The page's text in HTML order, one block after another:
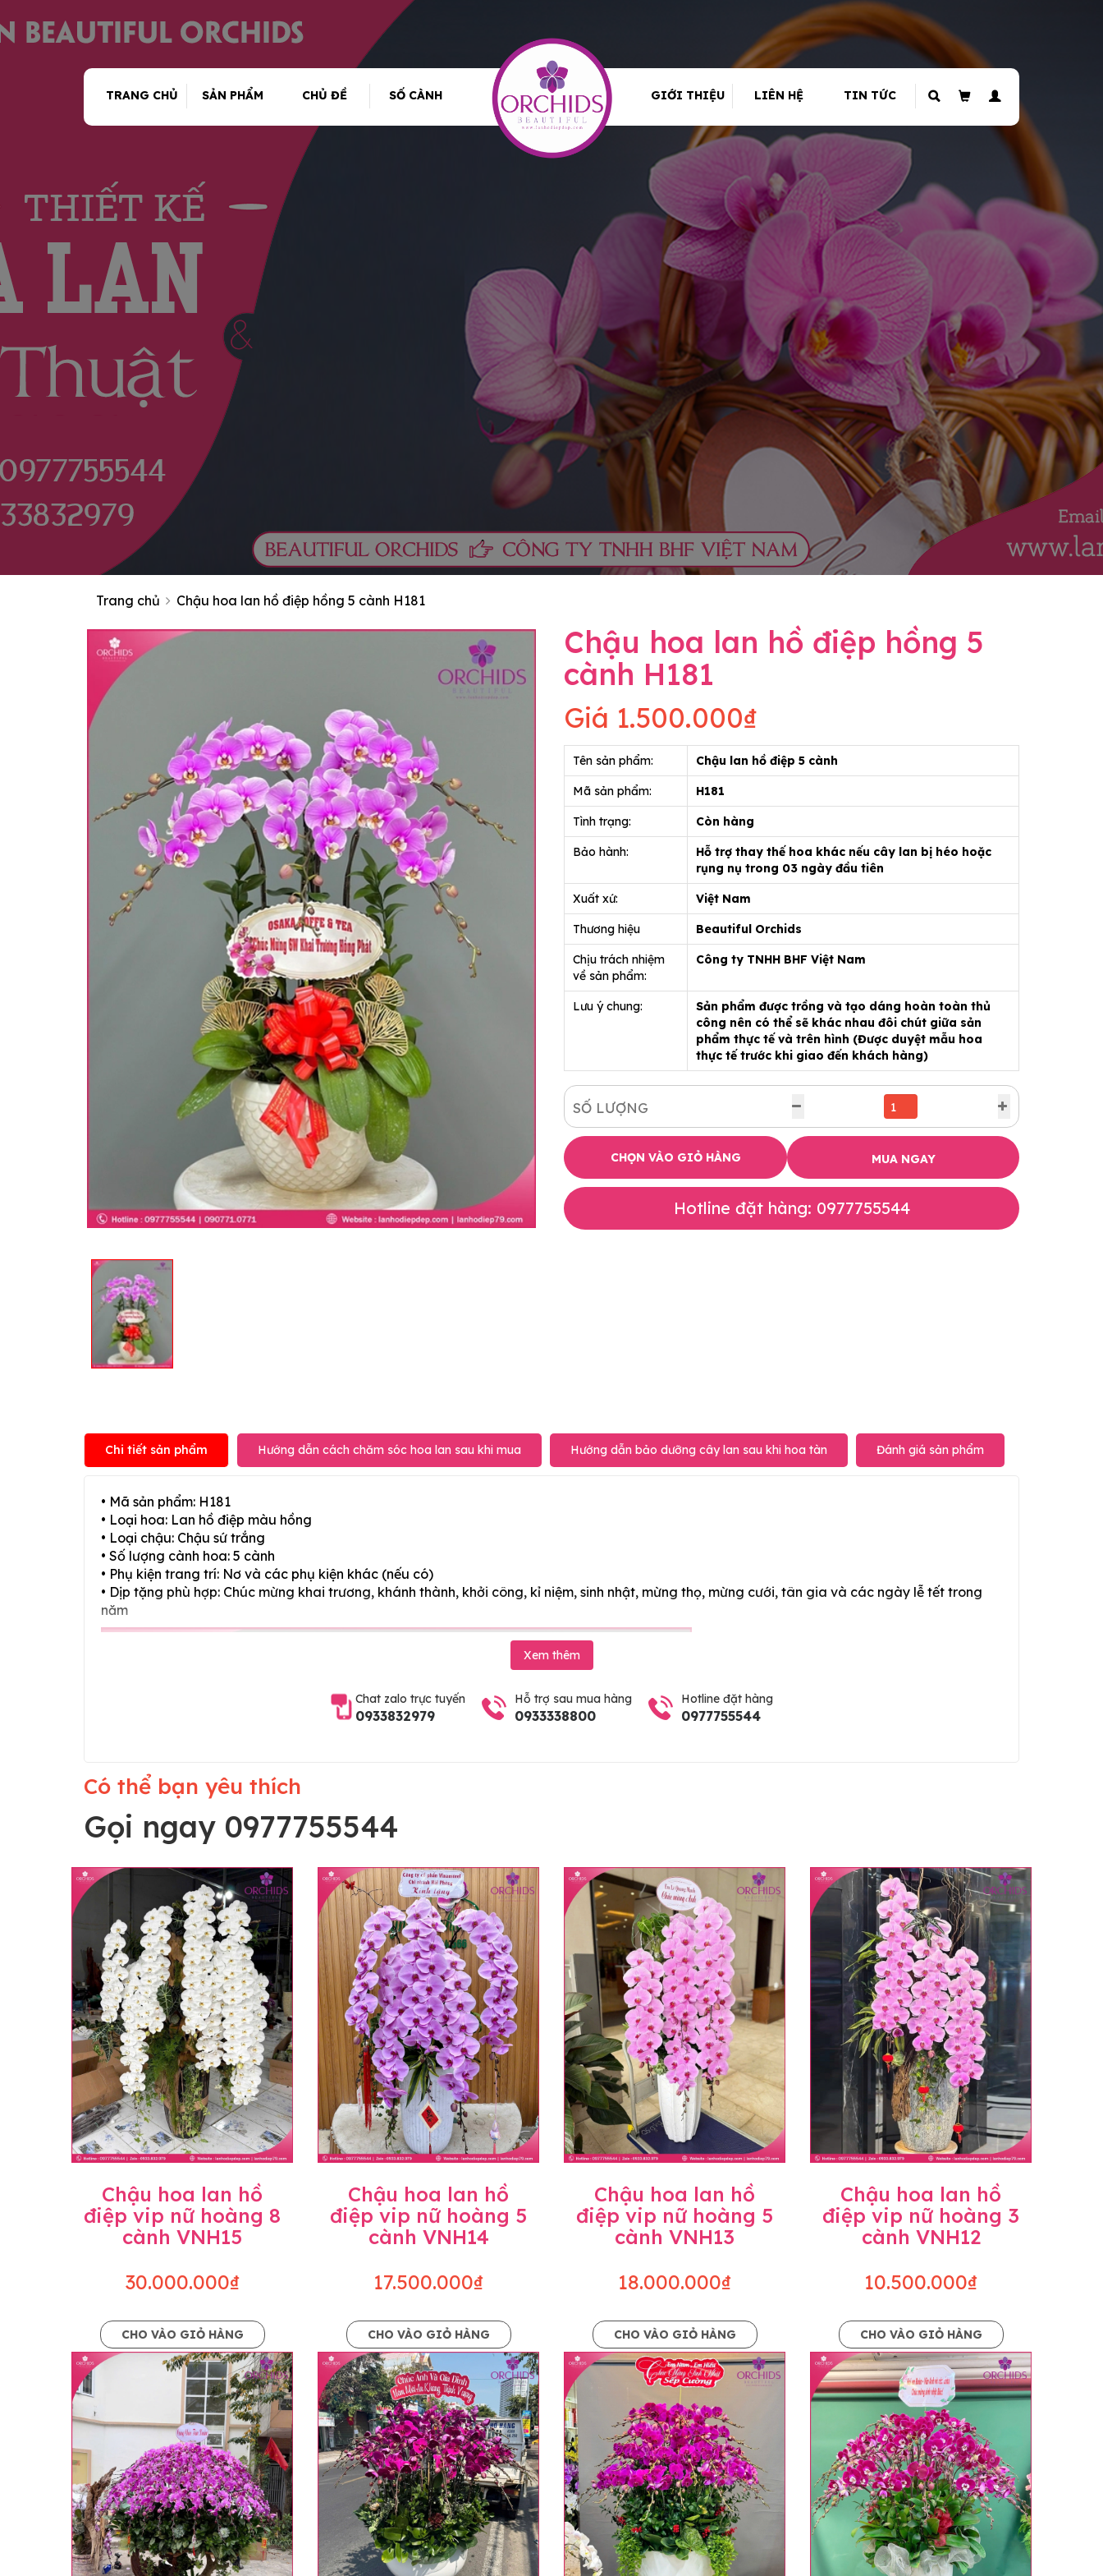
TRANG CHỦ SẢN PHẨM CHỦ ĐỀ SỐ CÀNH GIỚI THIỆU LIÊN HỆ TIN TỨC
Trang chủ Chậu hoa lan hồ điệp hồng 5 cành H181
Chậu hoa lan hồ điệp hồng 5
cành H181
Giá 1.500.000₫
Tên sản phẩm: Chậu lan hồ điệp 5 cành
Mã sản phẩm: H181
Tình trạng: Còn hàng
Bảo hành:
Hỗ trợ thay thế hoa khác nếu cây lan bị héo hoặc
rụng nụ trong 03 ngày đầu tiên
Xuất xứ: Việt Nam
Thương hiệu Beautiful Orchids
Chịu trách nhiệm
về sản phẩm:
Công ty TNHH BHF Việt Nam
Lưu ý chung:
Sản phẩm được trồng và tạo dáng hoàn toàn thủ
công nên có thể sẽ khác nhau đôi chút giữa sản
phẩm thực tế và trên hình (Được duyệt mẫu hoa
thực tế trước khi giao đến khách hàng)
SỐ LƯỢNG
CHỌN VÀO GIỎ HÀNG MUA NGAY
Hotline đặt hàng: 0977755544
Chi tiết sản phẩm Hướng dẫn cách chăm sóc hoa lan sau khi mua Hướng dẫn bảo dưỡng cây lan sau khi hoa tàn Đánh giá sản phẩm
• Mã sản phẩm: H181
• Loại hoa: Lan hồ điệp màu hồng
• Loại chậu: Chậu sứ trắng
• Số lượng cành hoa: 5 cành
• Phụ kiện trang trí: Nơ và các phụ kiện khác (nếu có)
• Dịp tặng phù hợp: Chúc mừng khai trương, khánh thành, khởi công, kỉ niệm, sinh nhật, mừng thọ, mừng cưới, tân gia và các ngày lễ tết trong
năm
Lưu ý trước khi đặt hàng
• Về cây hoa: Một chậu hoa lan hồ điệp đẹp và hoàn chỉnh sẽ được phối ghép từ nhiều cây hoa và tạo dáng hoàn toàn thủ công nên có thể sẽ
khác nhau đôi chút giữa sản phẩm thực tế và trên hình. Cây hoa lan còn phụ thuộc theo mùa và điều kiện khách quan, tùy vào thời điểm hoa nở
nhiều, nở ít khi shop có sẵn nên sẽ thay đổi về độ dầy hoa, thưa hoa và cách trang trí.
• Về kiểu dáng & phụ kiện: Beautiful Orchids cam kết sản phẩm được thực hiện dựa trên mẫu đã chọn với mức độ giống mẫu khoảng 80-90%,
nếu có thay đổi về màu sắc hoa và kiểu chậu cũng như phụ kiện trang trí chúng tôi sẽ chủ động liên lạc với khách hàng để thông báo và tư vấn
loại hoa và phụ kiện thay thế, vẫn giữ nguyên mức giá không thay đổi. Trường hợp không đủ thời gian hoặc không liên lạc được với người
Xem thêm
Chat zalo trực tuyến
0933832979
Hỗ trợ sau mua hàng
0933338800
Hotline đặt hàng
0977755544
Có thể bạn yêu thích
Gọi ngay 0977755544
Chậu hoa lan hồ
điệp vip nữ hoàng 8
cành VNH15
30.000.000₫
CHO VÀO GIỎ HÀNG
Chậu hoa lan hồ
điệp vip nữ hoàng 5
cành VNH14
17.500.000₫
CHO VÀO GIỎ HÀNG
Chậu hoa lan hồ
điệp vip nữ hoàng 5
cành VNH13
18.000.000₫
CHO VÀO GIỎ HÀNG
Chậu hoa lan hồ
điệp vip nữ hoàng 3
cành VNH12
10.500.000₫
CHO VÀO GIỎ HÀNG